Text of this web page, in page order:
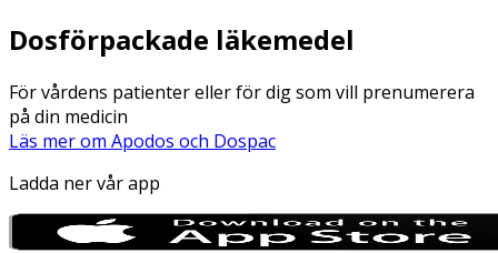
Dosförpackade läkemedel
För vårdens patienter eller för dig som vill prenumerera
på din medicin
Läs mer om Apodos och Dospac
Ladda ner vår app